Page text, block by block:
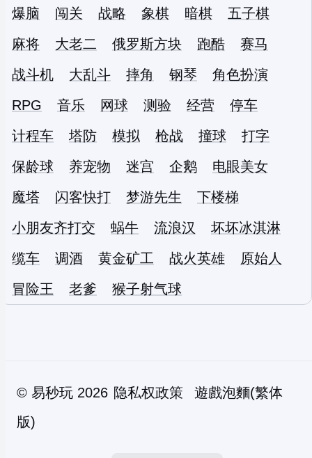
爆脑
闯关 战略 象棋 暗棋
五子棋
麻将
大老二 俄罗斯方块 跑酷
赛马
战斗机
大乱斗 摔角 钢琴
角色扮演
RPG
音乐 网球 测验 经营
停车
计程车
塔防 模拟 枪战 撞球
打字
保龄球
养宠物 迷宫 企鹅
电眼美女
魔塔
闪客快打 梦游先生
下楼梯
小朋友齐打交
蜗牛 流浪汉
坏坏冰淇淋
缆车
调酒 黄金矿工 战火英雄
原始人
冒险王
老爹 猴子射气球
© 易秒玩 2026 隐私权政策
遊戲泡麵(繁体
版)